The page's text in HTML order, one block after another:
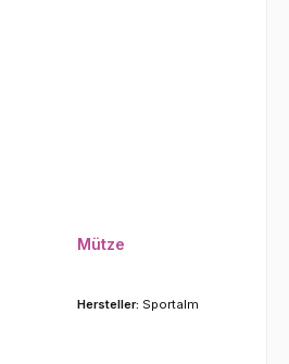
Mütze
Hersteller: Sportalm